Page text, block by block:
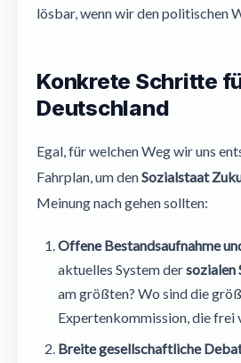
lösbar, wenn wir den politischen
Konkrete Schritte
Deutschland
Egal, für welchen Weg wir uns
Fahrplan, um denSozialstaat
Meinung nach gehen sollten:
Offene Bestandsaufnahme
aktuelles System dersozialen
am größten? Wo sind die
Expertenkommission, die
Breite gesellschaftliche